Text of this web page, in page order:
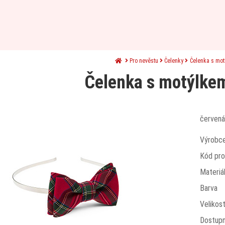
Pro nevěstu Čelenky Čelenka s
Kód
Materiál
Barva
Velikost